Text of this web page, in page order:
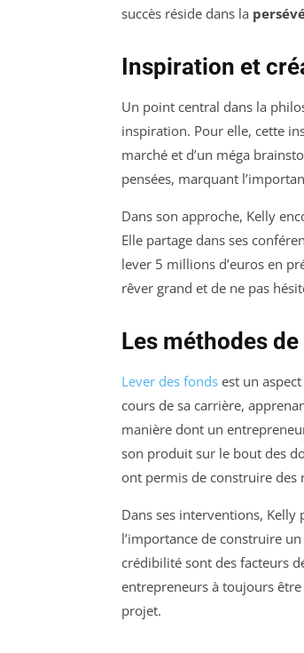
succès réside dans la
Inspiration et
Un point central dans la
inspiration. Pour elle, cette
marché et d’un méga
pensées, marquant
Dans son approche, Kelly
Elle partage dans ses
lever 5 millions d’euros en
rêver grand et de ne pas
Les méthodes
Lever des fonds est un
cours de sa carrière,
manière dont un
son produit sur le bout des
ont permis de construire des
Dans ses interventions,
l’importance de construire un
crédibilité sont des facteurs
entrepreneurs à toujours
projet.